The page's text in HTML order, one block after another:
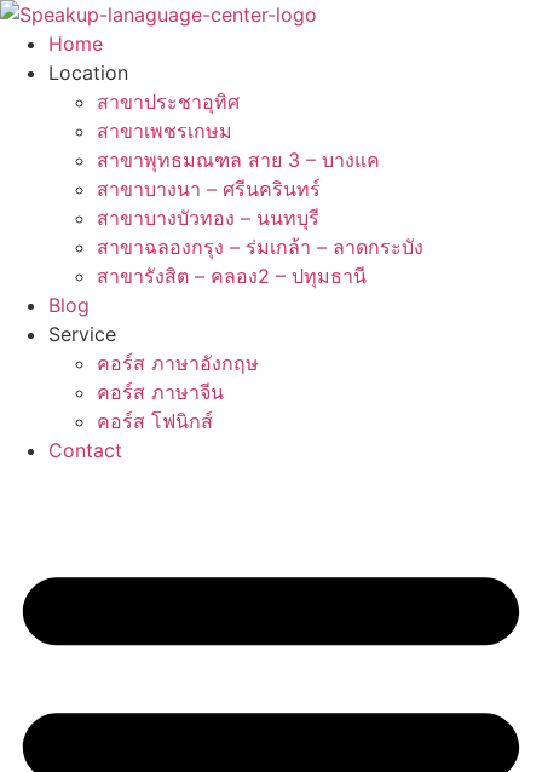
Skip
content
Home
Location
สาขาประชาอุทิศ
สาขาเพชรเกษม
สาขาพุทธมณฑล สาย 3 – บางแค
สาขาบางนา – ศรีนครินทร์
สาขาบางบัวทอง – นนทบุรี
สาขาฉลองกรุง – ร่มเกล้า – ลาดกระบัง
สาขารังสิต – คลอง2 – ปทุมธานี
Blog
Service
คอร์ส ภาษาอังกฤษ
คอร์ส ภาษาจีน
คอร์ส โฟนิกส์
Contact